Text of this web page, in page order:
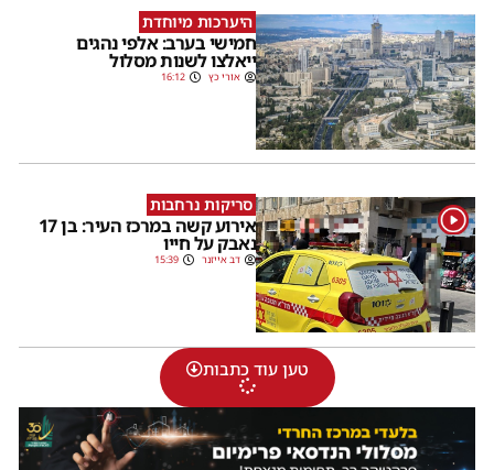
היערכות מיוחדת
חמישי בערב: אלפי נהגים
ייאלצו לשנות מסלול
אורי כץ 16:12
1 סריקות נרחבות
אירוע קשה במרכז העיר: בן 17
נאבק על חייו
דב אייזנר 15:39
טען עוד כתבות